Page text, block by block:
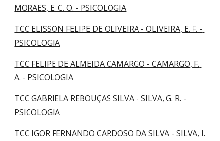
MORAES, E. C. O. - PSICOLOGIA
TCC ELISSON FELIPE DE OLIVEIRA - OLIVEIRA, E. F. -
PSICOLOGIA
TCC FELIPE DE ALMEIDA CAMARGO - CAMARGO, F.
A. - PSICOLOGIA
TCC GABRIELA REBOUÇAS SILVA - SILVA, G. R. -
PSICOLOGIA
TCC IGOR FERNANDO CARDOSO DA SILVA - SILVA, I.